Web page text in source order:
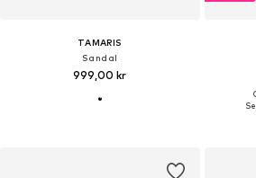
TAMARIS
Sandal
999,00 kr